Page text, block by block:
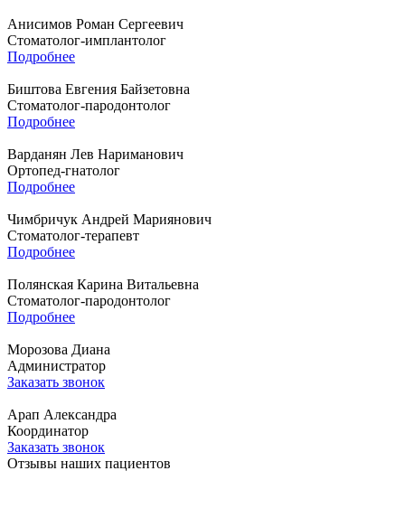
Анисимов Роман Сергеевич
Стоматолог-имплантолог
Подробнее
Биштова Евгения Байзетовна
Стоматолог-пародонтолог
Подробнее
Варданян Лев Нариманович
Ортопед-гнатолог
Подробнее
Чимбричук Андрей Мариянович
Стоматолог-терапевт
Подробнее
Полянская Карина Витальевна
Стоматолог-пародонтолог
Подробнее
Морозова Диана
Администратор
Заказать звонок
Арап Александра
Координатор
Заказать звонок
Отзывы наших пациентов